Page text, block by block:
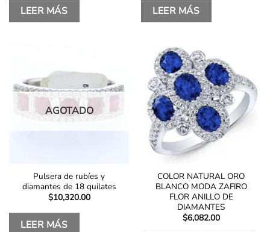
LEER MÁS LEER MÁS
AGOTADO
Pulsera de rubíes y
diamantes de 18 quilates
$10,320.00
LEER MÁS
COLOR NATURAL ORO
BLANCO MODA ZAFIRO
FLOR ANILLO DE
DIAMANTES
$6,082.00